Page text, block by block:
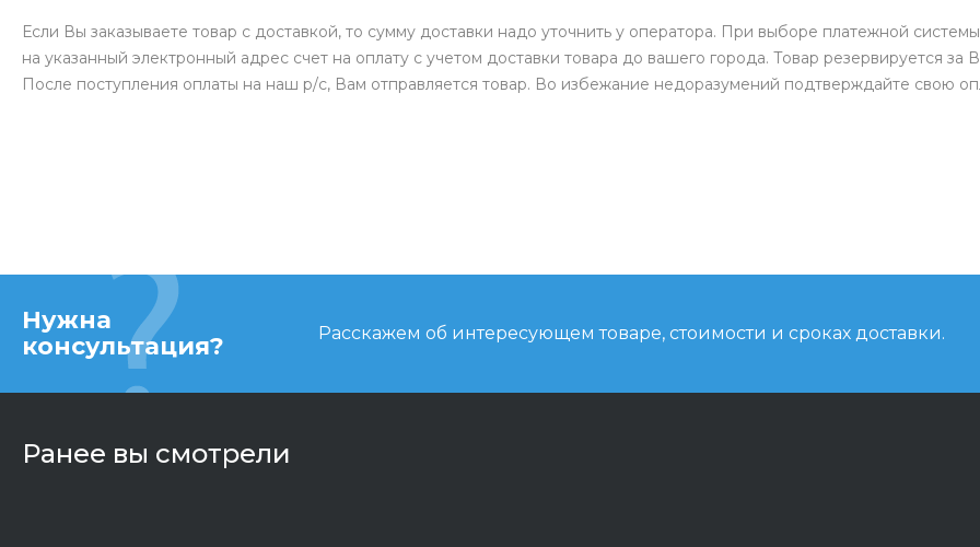
Если Вы заказываете товар с доставкой, то сумму доставки надо уточнить у оператора. При выборе платежной
на указанный электронный адрес счет на оплату с учетом доставки товара до вашего города. Товар резервируется
После поступления оплаты на наш р/с, Вам отправляется товар. Во избежание недоразумений подтверждайте свою
Нужна
консультация?
Расскажем об интересующем товаре, стоимости и сроках доставки.
Ранее вы смотрели